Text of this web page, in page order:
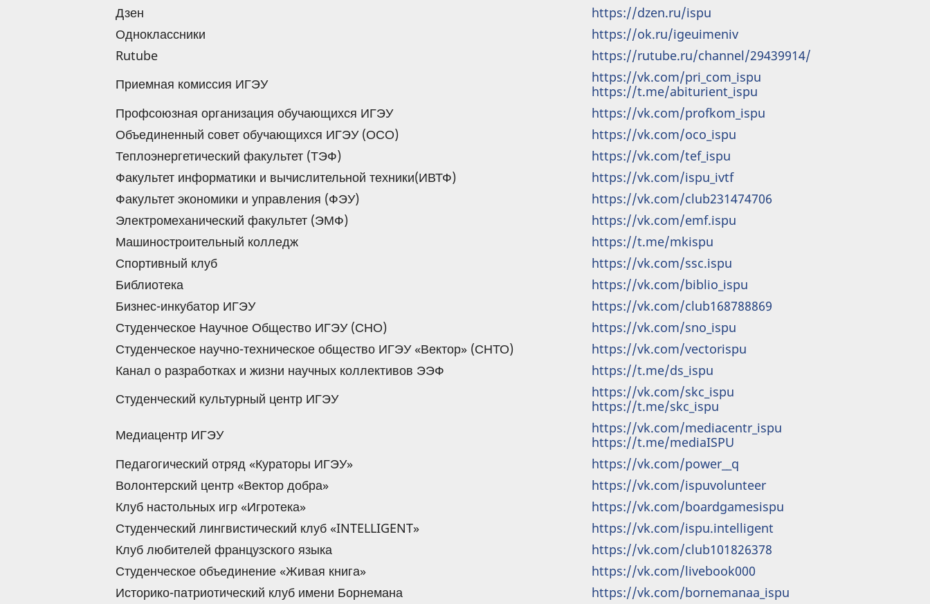
Дзен
https://dzen.ru/ispu
Одноклассники
https://ok.ru/igeuimeniv
Rutube
https://rutube.ru/channel/29439914/
Приемная комиссия ИГЭУ
https://vk.com/pri_com_ispu
https://t.me/abiturient_ispu
Профсоюзная организация обучающихся ИГЭУ
https://vk.com/profkom_ispu
Объединенный совет обучающихся ИГЭУ (ОСО)
https://vk.com/oco_ispu
Теплоэнергетический факультет (ТЭФ)
https://vk.com/tef_ispu
Факультет информатики и вычислительной техники(ИВТФ)
https://vk.com/ispu_ivtf
Факультет экономики и управления (ФЭУ)
https://vk.com/club231474706
Электромеханический факультет (ЭМФ)
https://vk.com/emf.ispu
Машиностроительный колледж
https://t.me/mkispu
Спортивный клуб
https://vk.com/ssc.ispu
Библиотека
https://vk.com/biblio_ispu
Бизнес-инкубатор ИГЭУ
https://vk.com/club168788869
Студенческое Научное Общество ИГЭУ (СНО)
https://vk.com/sno_ispu
Студенческое научно-техническое общество ИГЭУ «Вектор» (СНТО)
https://vk.com/vectorispu
Канал о разработках и жизни научных коллективов ЭЭФ
https://t.me/ds_ispu
Студенческий культурный центр ИГЭУ
https://vk.com/skc_ispu
https://t.me/skc_ispu
Медиацентр ИГЭУ
https://vk.com/mediacentr_ispu
https://t.me/mediaISPU
Педагогический отряд «Кураторы ИГЭУ»
https://vk.com/power__q
Волонтерский центр «Вектор добра»
https://vk.com/ispuvolunteer
Клуб настольных игр «Игротека»
https://vk.com/boardgamesispu
Студенческий лингвистический клуб «INTELLIGENT»
https://vk.com/ispu.intelligent
Клуб любителей французского языка
https://vk.com/club101826378
Студенческое объединение «Живая книга»
https://vk.com/livebook000
Историко-патриотический клуб имени Борнемана
https://vk.com/bornemanaa_ispu